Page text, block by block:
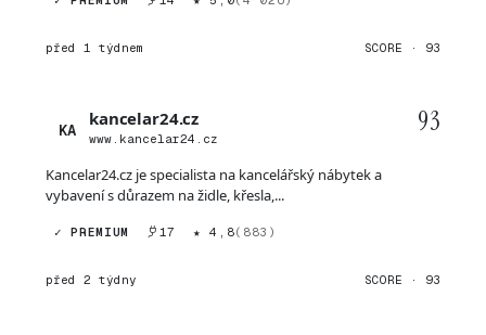
před 1 týdnem SCORE · 93
KA
kancelar24.cz
www.kancelar24.cz
93
Kancelar24.cz je specialista na kancelářský nábytek a
vybavení s důrazem na židle, křesla,...
✓ PREMIUM 17 ★ 4,8(883)
před 2 týdny SCORE · 93